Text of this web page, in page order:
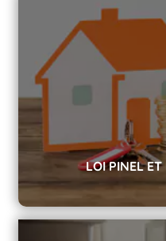
La défiscalisation
LOI PINEL ET